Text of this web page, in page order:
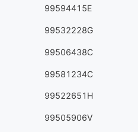
99594415E
99532228G
99506438C
99581234C
99522651H
99505906V